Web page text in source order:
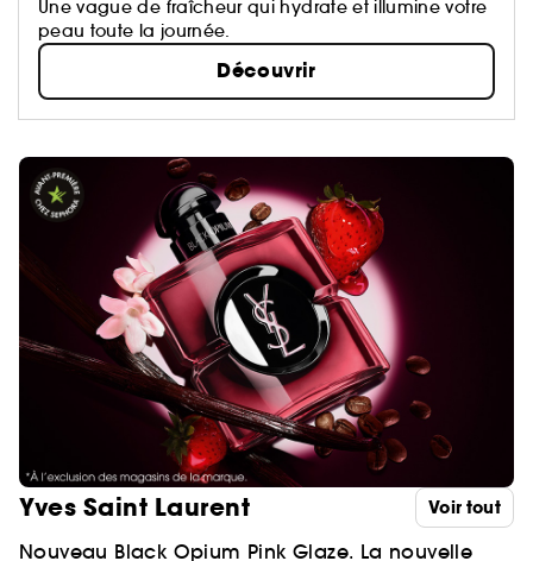
Une vague de fraîcheur qui hydrate et illumine votre
peau toute la journée.
Découvrir
Yves Saint Laurent
Nouveau Black Opium Pink Glaze. La nouvelle
Voir tout